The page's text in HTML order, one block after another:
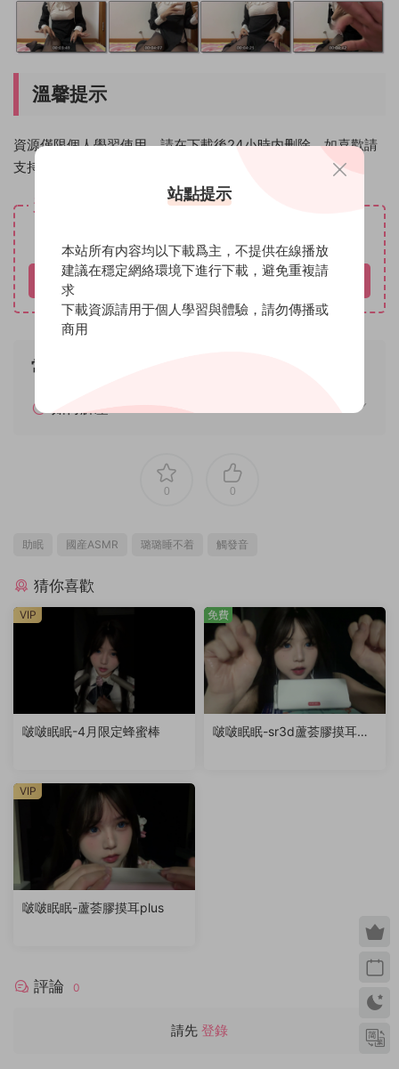
溫馨提示
資源僅限個人學習使用，請在下載後24小時内删除。如喜歡請
支持原創作者！
資源下載
立即購買
常見問題
0 0
助眠 國産ASMR 璐璐睡不着 觸發音
猜你喜歡
啵啵眠眠-4月限定蜂蜜棒
VIP
啵啵眠眠-sr3d蘆荟膠摸耳
免費
啵啵眠眠-蘆荟膠摸耳plus
VIP
評論 0
請先 登錄
站點提示
本站所有内容均以下載爲主，不提供在線播放
建議在穩定網絡環境下進行下載，避免重複請
求
下載資源請用于個人學習與體驗，請勿傳播或
商用